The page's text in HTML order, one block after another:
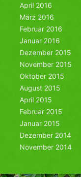
April 2016
März 2016
Februar 2016
Januar 2016
Dezember 2015
November 2015
Oktober 2015
August 2015
April 2015
Februar 2015
Januar 2015
Dezember 2014
November 2014